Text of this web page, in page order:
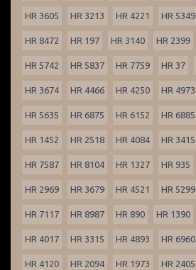
HR 3605 HR 3213 HR 4221 HR 5349
HR 8472 HR 197 HR 3140 HR 2399
HR 5742 HR 5837 HR 7759 HR 37
HR 3674 HR 4466 HR 4250 HR 4973
HR 5635 HR 6875 HR 6152 HR 6885
HR 1452 HR 2518 HR 4084 HR 3415
HR 7587 HR 8104 HR 1327 HR 935
HR 2969 HR 3679 HR 4521 HR 5299
HR 7117 HR 8987 HR 890 HR 1390
HR 4017 HR 3315 HR 4893 HR 6960
HR 4120 HR 2094 HR 1973 HR 2405